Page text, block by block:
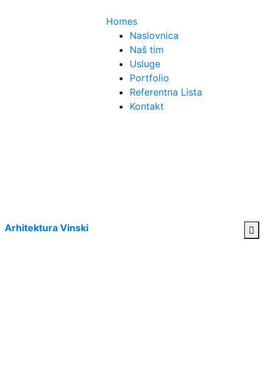
Arhitektura Vinski
Homes
Naslovnica
Naš tim
Usluge
Portfolio
Referentna Lista
Kontakt